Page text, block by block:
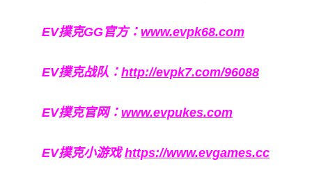
EV撲克GG官方： www.evpk68.com
EV撲克战队： http://evpk7.com/96088
EV撲克官网： www.evpukes.com
EV撲克小游戏https://www.evgames.cc